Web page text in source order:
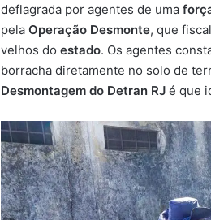
e
-
m
a
i
deflagrada por agentes de uma
pela Operação Desmonte, que
velhos do estado. Os agentes
borracha diretamente no solo de
Desmontagem do Detran RJ é que